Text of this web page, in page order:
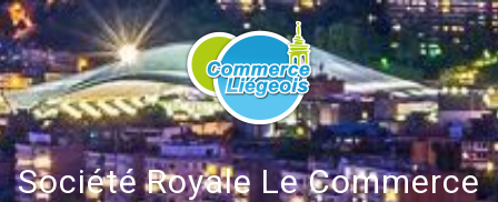
Société Royale Le Commerce